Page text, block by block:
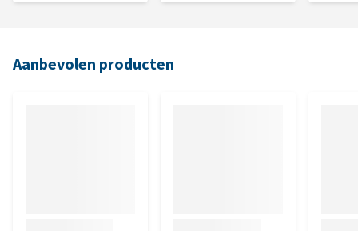
Aanbevolen producten